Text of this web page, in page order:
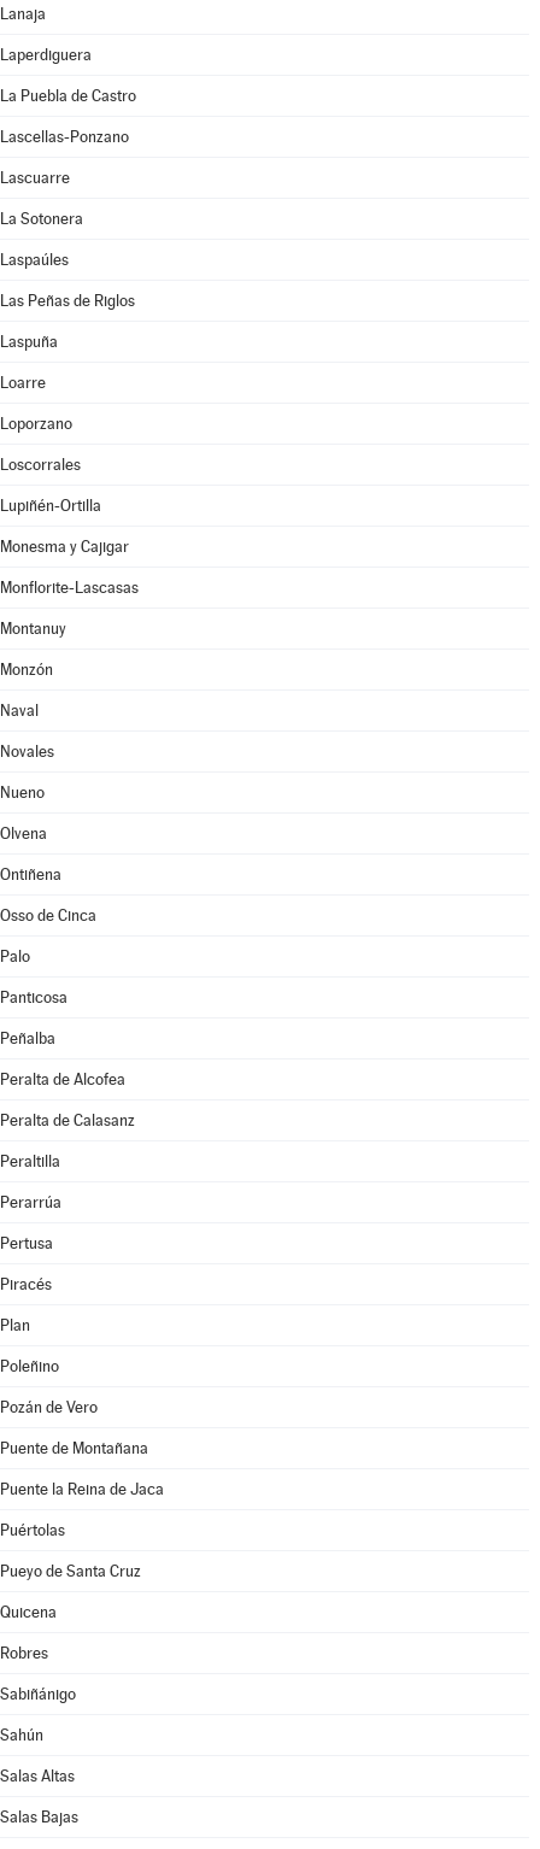
Lanaja
Laperdiguera
La Puebla de Castro
Lascellas-Ponzano
Lascuarre
La Sotonera
Laspaúles
Las Peñas de Riglos
Laspuña
Loarre
Loporzano
Loscorrales
Lupiñén-Ortilla
Monesma y Cajigar
Monflorite-Lascasas
Montanuy
Monzón
Naval
Novales
Nueno
Olvena
Ontiñena
Osso de Cinca
Palo
Panticosa
Peñalba
Peralta de Alcofea
Peralta de Calasanz
Peraltilla
Perarrúa
Pertusa
Piracés
Plan
Poleñino
Pozán de Vero
Puente de Montañana
Puente la Reina de Jaca
Puértolas
Pueyo de Santa Cruz
Quicena
Robres
Sabiñánigo
Sahún
Salas Altas
Salas Bajas